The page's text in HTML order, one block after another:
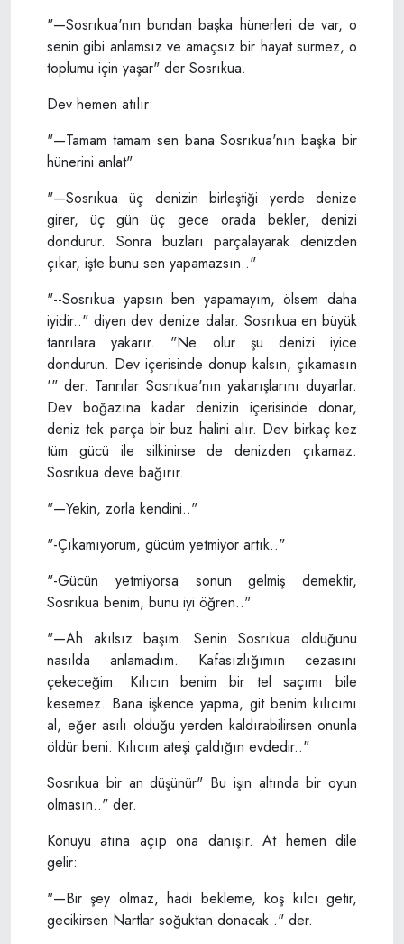
"—Sosrıkua'nın bundan başka hünerleri de var, o
senin gibi anlamsız ve amaçsız bir hayat sürmez, o
toplumu için yaşar" der Sosrıkua.
Dev hemen atılır:
"—Tamam tamam sen bana Sosrıkua'nın başka bir
hünerini anlat"
"—Sosrıkua üç denizin birleştiği yerde denize
girer, üç gün üç gece orada bekler, denizi
dondurur. Sonra buzları parçalayarak denizden
çıkar, işte bunu sen yapamazsın.."
"--Sosrıkua yapsın ben yapamayım, ölsem daha
iyidir.." diyen dev denize dalar. Sosrıkua en büyük
tanrılara yakarır. "Ne olur şu denizi iyice
dondurun. Dev içerisinde donup kalsın, çıkamasın
'" der. Tanrılar Sosrıkua'nın yakarışlarını duyarlar.
Dev boğazına kadar denizin içerisinde donar,
deniz tek parça bir buz halini alır. Dev birkaç kez
tüm gücü ile silkinirse de denizden çıkamaz.
Sosrıkua deve bağırır.
"—Yekin, zorla kendini.."
"-Çıkamıyorum, gücüm yetmiyor artık.."
"-Gücün yetmiyorsa sonun gelmiş demektir,
Sosrıkua benim, bunu iyi öğren.."
"—Ah akılsız başım. Senin Sosrıkua olduğunu
nasılda anlamadım. Kafasızlığımın cezasını
çekeceğim. Kılıcın benim bir tel saçımı bile
kesemez. Bana işkence yapma, git benim kılıcımı
al, eğer asılı olduğu yerden kaldırabilirsen onunla
öldür beni. Kılıcım ateşi çaldığın evdedir.."
Sosrıkua bir an düşünür" Bu işin altında bir oyun
olmasın.." der.
Konuyu atına açıp ona danışır. At hemen dile
gelir:
"—Bir şey olmaz, hadi bekleme, koş kılcı getir,
gecikirsen Nartlar soğuktan donacak.." der.